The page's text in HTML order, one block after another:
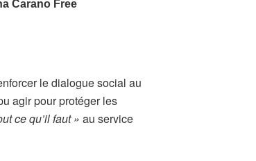
le dialogue social au
agir pour protéger les
ce qu’il faut » au service